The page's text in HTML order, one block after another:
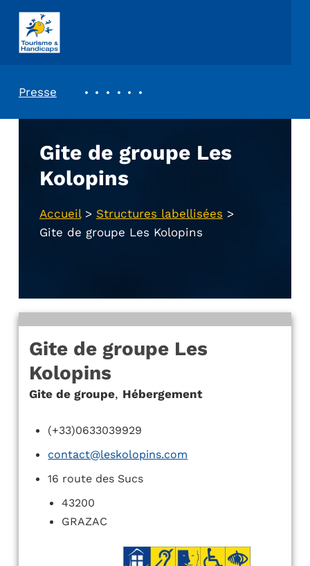
ASSOCIATION TOURISME ET HANDICAPS
Presse
Gite de groupe Les
Kolopins
Accueil> Structures labellisées >
Gite de groupe Les Kolopins
Gite de groupe Les
Kolopins
Gite de groupe, Hébergement
(+33)0633039929
contact@leskolopins.com
16 route des Sucs
43200
GRAZAC